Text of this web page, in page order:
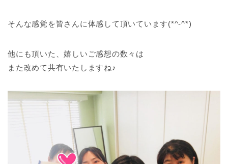
そんな感覚を皆さんに体感して頂いています(*^-^*)
他にも頂いた、嬉しいご感想の数々は
また改めて共有いたしますね♪